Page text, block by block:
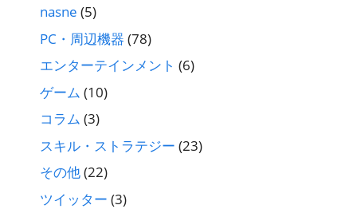
nasne (5)
PC・周辺機器 (78)
エンターテインメント (6)
ゲーム (10)
コラム (3)
スキル・ストラテジー (23)
その他(22)
ツイッター (3)